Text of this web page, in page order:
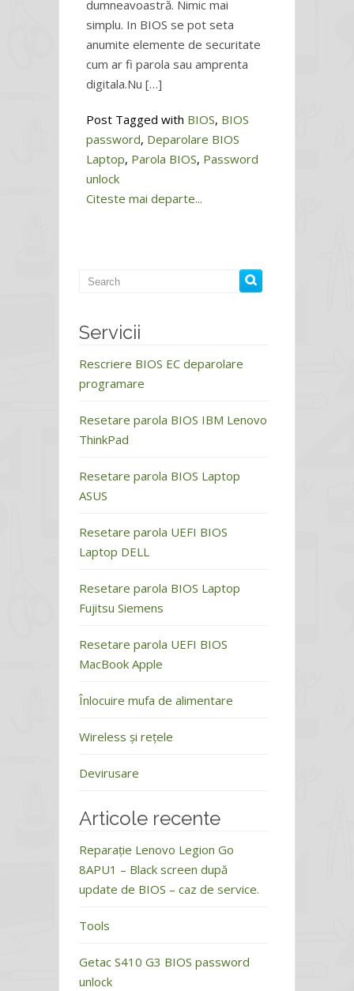
dumneavoastră. Nimic mai
simplu. In BIOS se pot seta
anumite elemente de securitate
cum ar fi parola sau amprenta
digitala.Nu […]
Post Tagged with BIOS, BIOS
password, Deparolare BIOS
Laptop, Parola BIOS, Password
unlock
Citeste mai departe...
Servicii
Rescriere BIOS EC deparolare
programare
Resetare parola BIOS IBM Lenovo
ThinkPad
Resetare parola BIOS Laptop
ASUS
Resetare parola UEFI BIOS
Laptop DELL
Resetare parola BIOS Laptop
Fujitsu Siemens
Resetare parola UEFI BIOS
MacBook Apple
Înlocuire mufa de alimentare
Wireless și rețele
Devirusare
Articole recente
Reparație Lenovo Legion Go
8APU1 – Black screen după
update de BIOS – caz de service.
Tools
Getac S410 G3 BIOS password
unlock